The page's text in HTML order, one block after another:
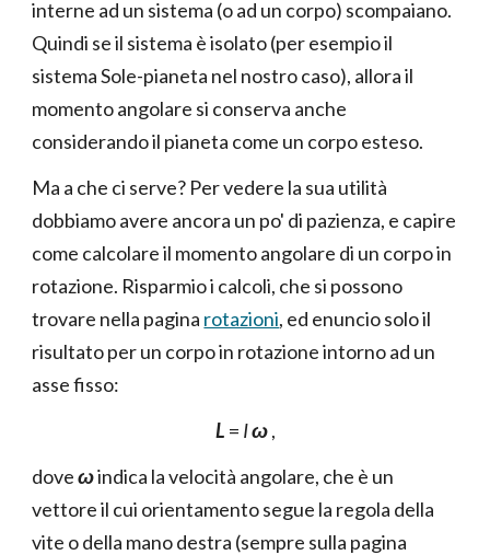
interne ad un sistema (o ad un corpo) scompaiano.
Quindi se il sistema è isolato (per esempio il
sistema Sole-pianeta nel nostro caso), allora il
momento angolare si conserva anche
considerando il pianeta come un corpo esteso.
Ma a che ci serve? Per vedere la sua utilità
dobbiamo avere ancora un po' di pazienza, e capire
come calcolare il momento angolare di un corpo in
rotazione. Risparmio i calcoli, che si possono
trovare nella pagina rotazioni, ed enuncio solo il
risultato per un corpo in rotazione intorno ad un
asse fisso:
L = Iω,
doveωindica la velocità angolare, che è un
vettore il cui orientamento segue la regola della
vite o della mano destra (sempre sulla pagina